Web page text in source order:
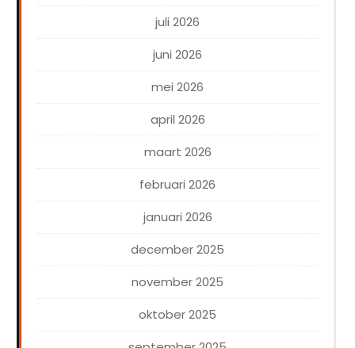
juli 2026
juni 2026
mei 2026
april 2026
maart 2026
februari 2026
januari 2026
december 2025
november 2025
oktober 2025